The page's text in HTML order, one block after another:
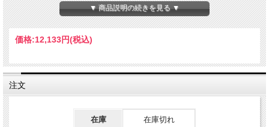
グレードなど
5A
ルビー【紅玉】
商品説明
▼ 商品説明の続きを見る ▼
価格:12,133円(税込)
注文
在庫 在庫切れ